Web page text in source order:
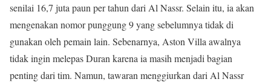
senilai 16,7 juta paun per tahun dari Al Nassr. Selain itu, ia akan
mengenakan nomor punggung 9 yang sebelumnya tidak di
gunakan oleh pemain lain. Sebenarnya, Aston Villa awalnya
tidak ingin melepas Duran karena ia masih menjadi bagian
penting dari tim. Namun, tawaran menggiurkan dari Al Nassr